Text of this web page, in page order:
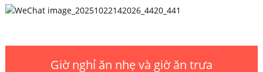
Giờ nghỉ ăn nhẹ và giờ ăn trưa